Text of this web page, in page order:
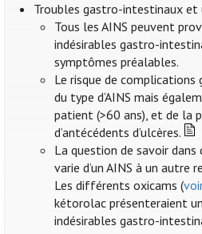
Troubles gastro-intestinaux et
Tous les AINS peuvent
indésirables gastro-
symptômes préalables.
Le risque de
du type d’AINS mais
patient (>60 ans), et de la
d’antécédents d’ulcères.
La question de savoir dans
varie d’un AINS à un autre
Les différents oxicams (
kétorolac présenteraient
indésirables gastro-